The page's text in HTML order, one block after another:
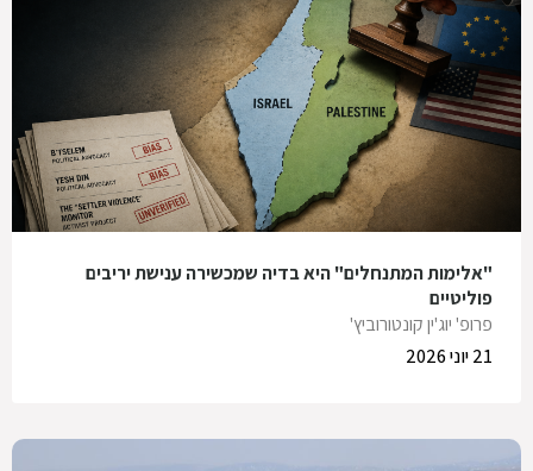
"אלימות המתנחלים" היא בדיה שמכשירה ענישת יריבים
פוליטיים
פרופ' יוג'ין קונטורוביץ'
21 יוני 2026